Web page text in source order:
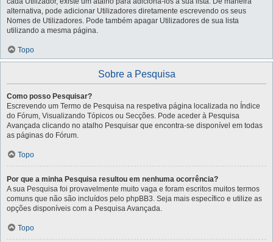
alternativa, pode adicionar Utilizadores diretamente escrevendo os seus
Nomes de Utilizadores. Pode também apagar Utilizadores de sua lista
utilizando a mesma página.
Topo
Sobre a Pesquisa
Como posso Pesquisar?
Escrevendo um Termo de Pesquisa na respetiva página localizada no Índice
do Fórum, Visualizando Tópicos ou Secções. Pode aceder à Pesquisa
Avançada clicando no atalho Pesquisar que encontra-se disponível em todas
as páginas do Fórum.
Topo
Por que a minha Pesquisa resultou em nenhuma ocorrência?
A sua Pesquisa foi provavelmente muito vaga e foram escritos muitos termos
comuns que não são incluídos pelo phpBB3. Seja mais específico e utilize as
opções disponíveis com a Pesquisa Avançada.
Topo